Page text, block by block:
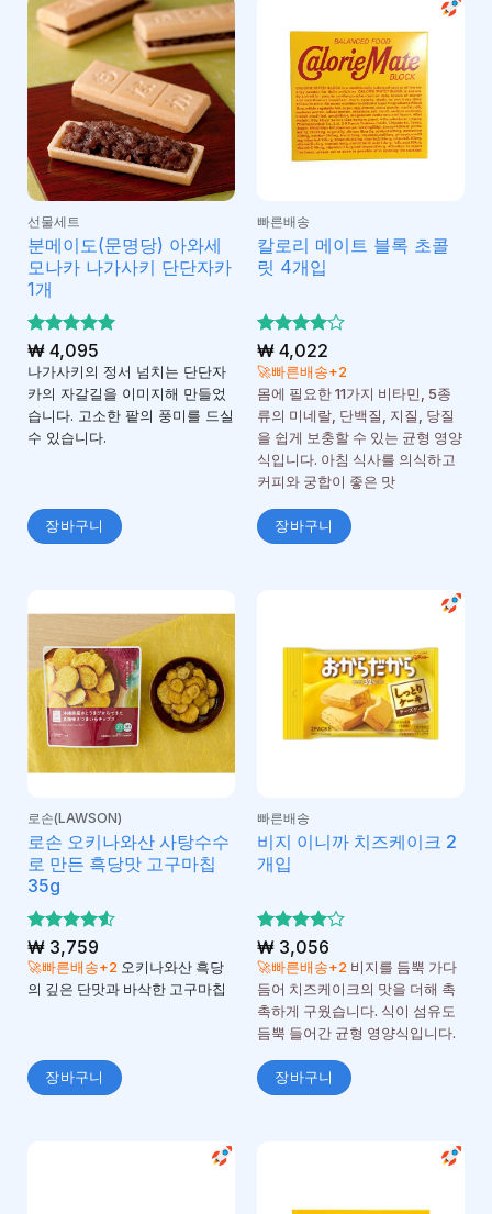
선물세트
분메이도(문명당) 아와세
모나카 나가사키 단단자카
1개
5 중에서
5로 평가
됨
₩4,095
나가사키의 정서 넘치는 단단자
카의 자갈길을 이미지해 만들었
습니다. 고소한 팥의 풍미를 드실
수 있습니다.
장바구니
빠른배송
칼로리 메이트 블록 초콜
릿 4개입
5 중에서
4로 평
가됨
₩4,022
🚀빠른배송+2
몸에 필요한 11가지 비타민, 5종
류의 미네랄, 단백질, 지질, 당질
을 쉽게 보충할 수 있는 균형 영양
식입니다. 아침 식사를 의식하고
커피와 궁합이 좋은 맛
장바구니
로손(LAWSON)
로손 오키나와산 사탕수수
로 만든 흑당맛 고구마칩
35g
5 중에서
4.5로 평
가됨
₩3,759
🚀빠른배송+2오키나와산 흑당
의 깊은 단맛과 바삭한 고구마칩
장바구니
빠른배송
비지 이니까 치즈케이크 2
개입
5 중에서
4로 평
가됨
₩3,056
🚀빠른배송+2 비지를 듬뿍 가다
듬어 치즈케이크의 맛을 더해 촉
촉하게 구웠습니다. 식이 섬유도
듬뿍 들어간 균형 영양식입니다.
장바구니